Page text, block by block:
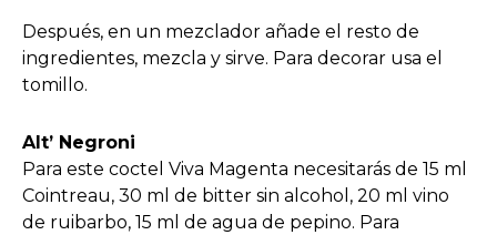
Después, en un mezclador añade el resto de
ingredientes, mezcla y sirve. Para decorar usa el
tomillo.
Alt’ Negroni
Para este coctel Viva Magenta necesitarás de 15 ml
Cointreau, 30 ml de bitter sin alcohol, 20 ml vino
de ruibarbo, 15 ml de agua de pepino. Para